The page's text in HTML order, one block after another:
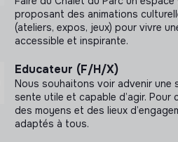
proposant des animations
(ateliers, expos, jeux) pour vivre
accessible et inspirante.
Educateur (F/H/X)
Nous souhaitons voir advenir une
sente utile et capable d’agir. Pour
des moyens et des lieux
adaptés à tous.